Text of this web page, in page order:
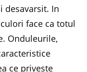
desavarsit. In
face ca totul
Onduleurile,
ce priveste